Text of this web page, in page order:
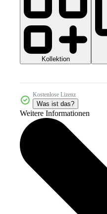
Kollektion
Kostenlose Lizenz
Was ist das?
Weitere Informationen